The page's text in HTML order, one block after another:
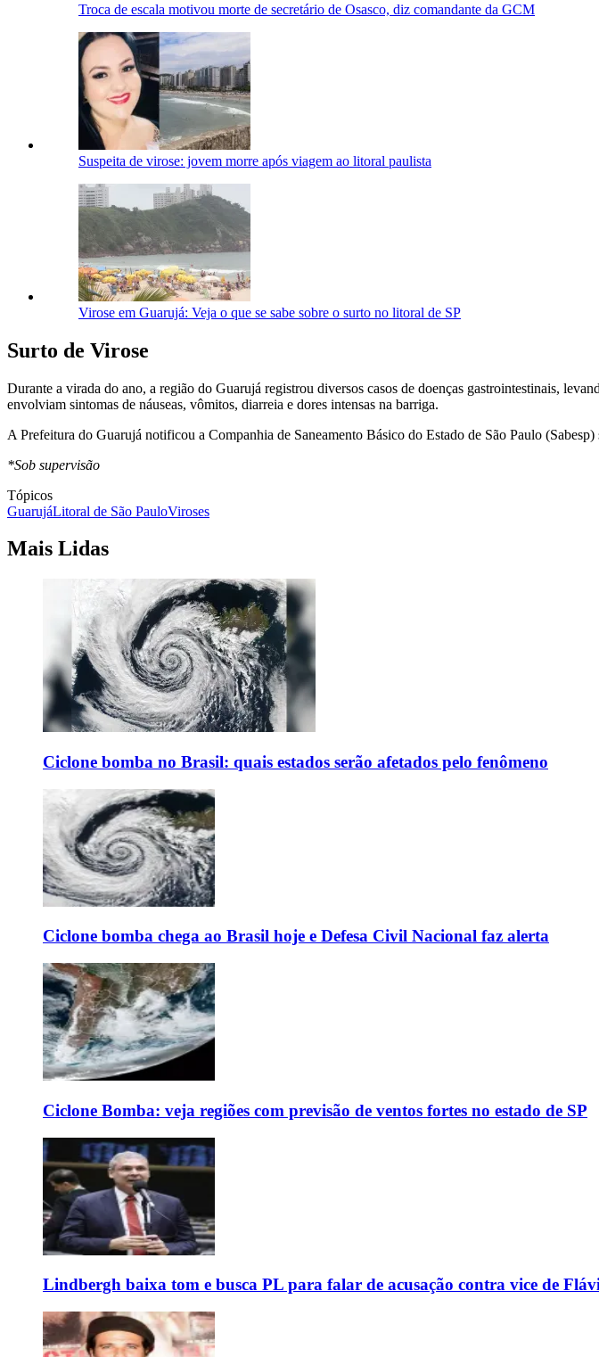
Troca de escala motivou morte de secretário de Osasco, diz comandante da GCM
Suspeita de virose: jovem morre após viagem ao litoral paulista
Virose em Guarujá: Veja o que se sabe sobre o surto no litoral de SP
Surto de Virose
Durante a virada do ano, a região do Guarujá registrou diversos casos de doenças gastrointestinais,
envolviam sintomas de náuseas, vômitos, diarreia e dores intensas na barriga.
A Prefeitura do Guarujá notificou a Companhia de Saneamento Básico do Estado de São Paulo (Sabesp)
*Sob supervisão
Tópicos
GuarujáLitoral de São PauloViroses
Mais Lidas
Ciclone bomba no Brasil: quais estados serão afetados pelo fenômeno
Ciclone bomba chega ao Brasil hoje e Defesa Civil Nacional faz alerta
Ciclone Bomba: veja regiões com previsão de ventos fortes no estado de SP
Lindbergh baixa tom e busca PL para falar de acusação contra vice de